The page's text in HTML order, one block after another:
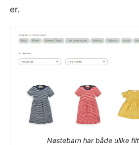
er.
Nøstebarn har både ulike